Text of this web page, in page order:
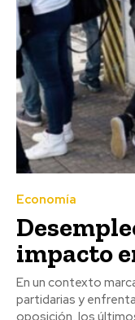
Economía
impacto
En un contexto
partidarias y
oposición, los